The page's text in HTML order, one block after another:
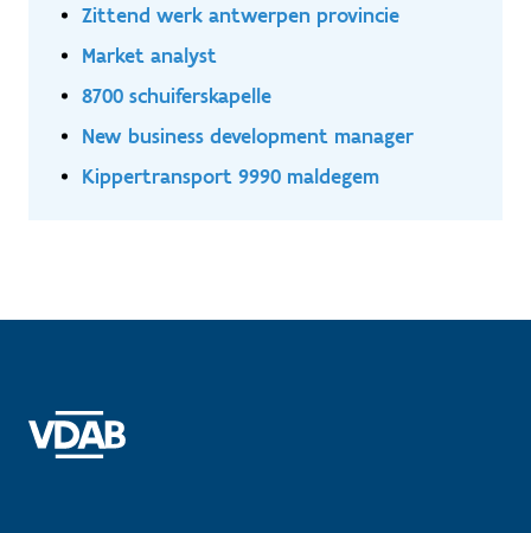
Zittend werk antwerpen provincie
Market analyst
8700 schuiferskapelle
New business development manager
Kippertransport 9990 maldegem